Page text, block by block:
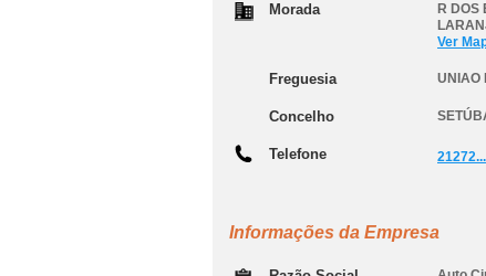
Morada R DOS
Ver
Freguesia UNIAO
Concelho
Telefone 21272...
Informações da Empresa